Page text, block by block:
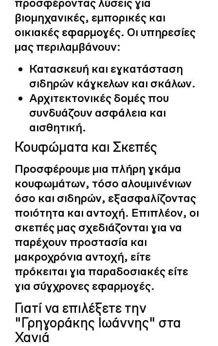
βιομηχανικές, εμπορικές και
οικιακές εφαρμογές. Οι υπηρεσίες
μας περιλαμβάνουν:
Κατασκευή και εγκατάσταση
σιδηρών κάγκελων και σκάλων.
Αρχιτεκτονικές δομές που
συνδυάζουν ασφάλεια και
αισθητική.
Κουφώματα και Σκεπές
Προσφέρουμε μια πλήρη γκάμα
κουφωμάτων, τόσο αλουμινένιων
όσο και σιδηρών, εξασφαλίζοντας
ποιότητα και αντοχή. Επιπλέον, οι
σκεπές μας σχεδιάζονται για να
παρέχουν προστασία και
μακροχρόνια αντοχή, είτε
πρόκειται για παραδοσιακές είτε
για σύγχρονες εφαρμογές.
Γιατί να επιλέξετε την
"Γρηγοράκης Ιωάννης" στα
Χανιά